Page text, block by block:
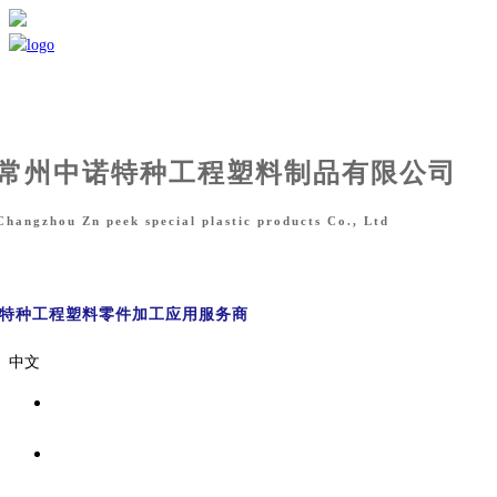
州中诺特种工程塑料制品有限公司
Zn peek special plastic products Co., Ltd
种工程塑料零件加工应用服务商
中文